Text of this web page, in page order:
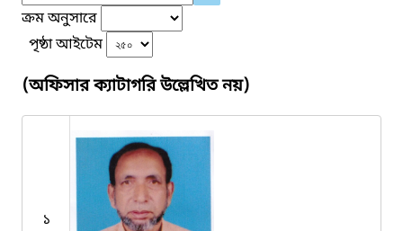
ক্রম অনুসারে
পৃষ্ঠা আইটেম
(অফিসার ক্যাটাগরি উল্লেখিত নয়)
১